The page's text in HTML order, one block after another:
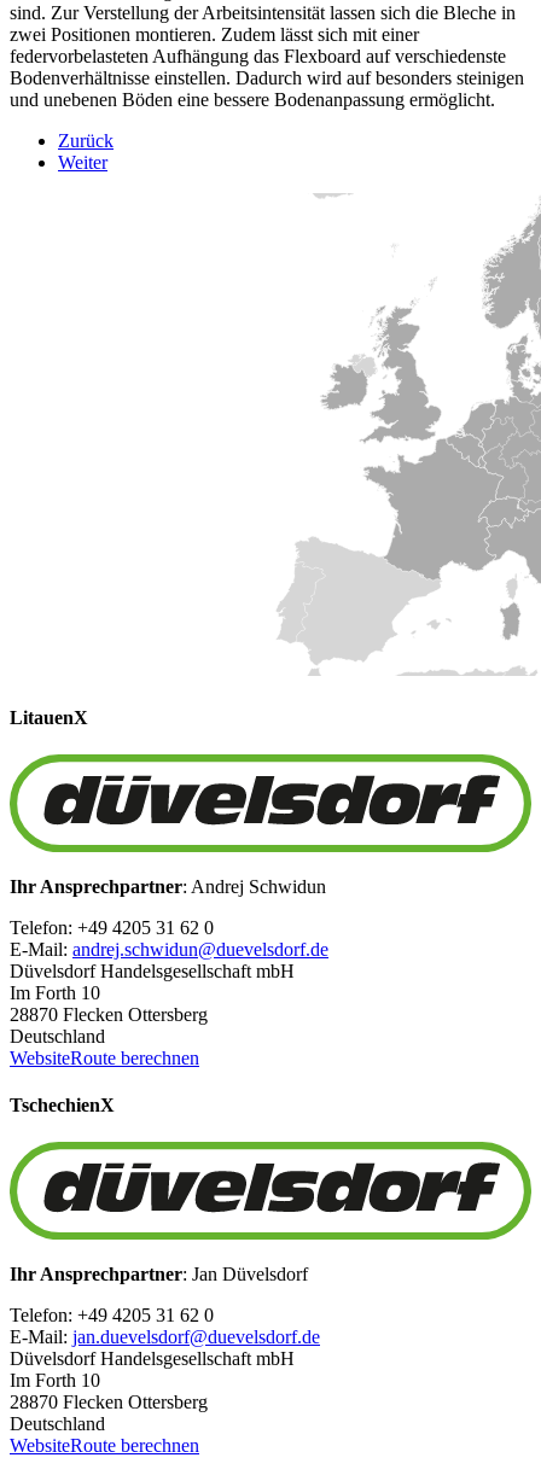
sind. Zur Verstellung der Arbeitsintensität lassen sich die Bleche in
zwei Positionen montieren. Zudem lässt sich mit einer
federvorbelasteten Aufhängung das Flexboard auf verschiedenste
Bodenverhältnisse einstellen. Dadurch wird auf besonders steinigen
und unebenen Böden eine bessere Bodenanpassung ermöglicht.
Zurück
Weiter
LitauenX
Ihr Ansprechpartner: Andrej Schwidun
Telefon: +49 4205 31 62 0
E-Mail: andrej.schwidun@duevelsdorf.de
Düvelsdorf Handelsgesellschaft mbH
Im Forth 10
28870 Flecken Ottersberg
Deutschland
WebsiteRoute berechnen
TschechienX
Ihr Ansprechpartner: Jan Düvelsdorf
Telefon: +49 4205 31 62 0
E-Mail: jan.duevelsdorf@duevelsdorf.de
Düvelsdorf Handelsgesellschaft mbH
Im Forth 10
28870 Flecken Ottersberg
Deutschland
WebsiteRoute berechnen